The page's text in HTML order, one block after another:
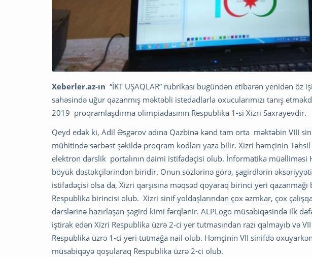
Xeberler.az-ın “İKT UŞAQLAR” rubrikası bugündən etibarən yenidən öz
sahəsində uğur qazanmış məktəbli istedadlarla oxucularımızı tanış
2019 proqramlaşdırma olimpiadasının Respublika 1-si Xizri Saxrayevdir.
Qeyd edək ki, Adil Əsgərov adına Qazbinə kənd tam orta məktəbin VIII
mühitində sərbəst şəkildə proqram kodları yaza bilir. Xizri həmçinin
elektron dərslik portalının daimi istifadəçisi olub. İnformatika müəlliməsi
böyük dəstəkçilərindən biridir. Onun sözlərinə görə, şagirdlərin
istifadəçisi olsa da, Xizri qarşısına məqsəd qoyaraq birinci yeri
Respublika birincisi olub. Xizri sinif yoldaşlarından çox əzmkar, çox
dərslərinə hazırlaşan şagird kimi fərqlənir. ALPLogo müsabiqəsində ilk
iştirak edən Xizri Respublika üzrə 2-ci yer tutmasından razı qalmayıb və
Respublika üzrə 1-ci yeri tutmağa nail olub. Həmçinin VII sinifdə
müsabiqəyə qoşularaq Respublika üzrə 2-ci olub.